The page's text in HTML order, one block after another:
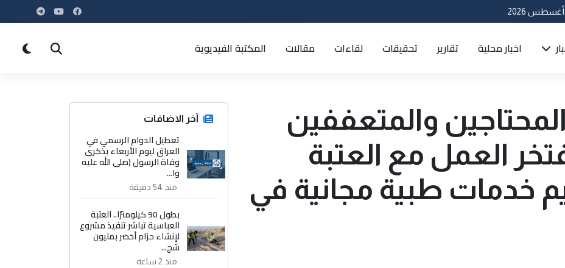
اخبار محلية تقارير تحقيقات لقاءات مقالات المكتبة الفيديوية
والمتعففين
العمل مع العتبة
خدمات طبية مجانية في
آخر الاضافات
تعطيل الدوام الرسمي في
العراق ليوم الأربعاء بذكرى
وفاة الرسول (صلى الله عليه
وا...
منذ 54 دقيقة
بطول 90 كيلومترًا.. العتبة
العباسية تباشر تنفيذ مشروع
لإنشاء حزام أخضر بمليون
شج...
منذ 2 ساعة